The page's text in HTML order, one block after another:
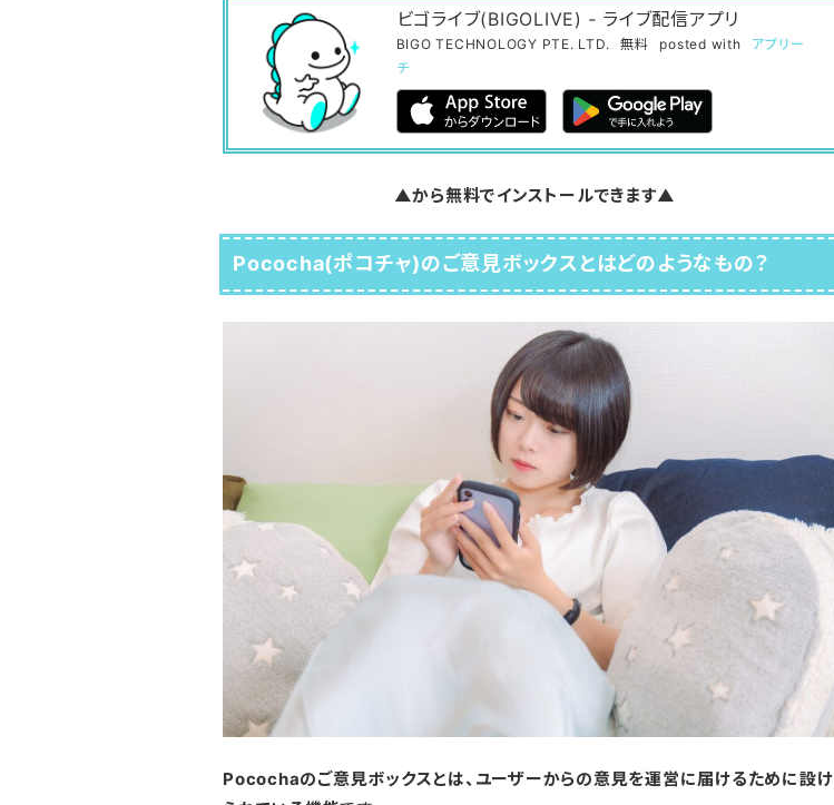
ビゴライブ(BIGOLIVE) ‐ ライブ配信アプリ
BIGO TECHNOLOGY PTE. LTD. 無料 posted with
アプリー
チ
▲から無料でインストールできます▲
Pococha(ポコチャ)のご意見ボックスとはどのようなもの？
Pocochaのご意見ボックスとは、 ユーザーからの意見を運営に届けるために設け